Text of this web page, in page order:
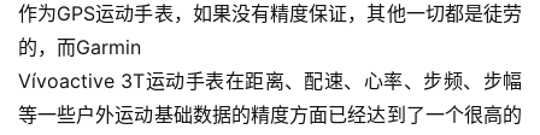
作为GPS运动手表，如果没有精度保证，其他一切都是徒劳
的，而Garmin
Vívoactive 3T运动手表在距离、配速、心率、步频、步幅
等一些户外运动基础数据的精度方面已经达到了一个很高的